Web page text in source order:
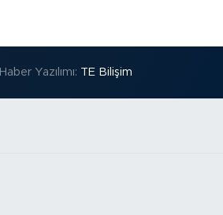
Haber Yazılımı: TE Bilişim